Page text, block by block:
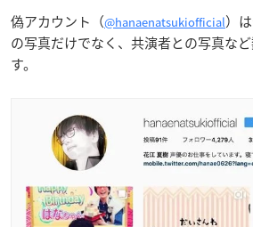
偽アカウント（@hanaenatsukiofficial）
の写真だけでなく、共演者との写真な
す。